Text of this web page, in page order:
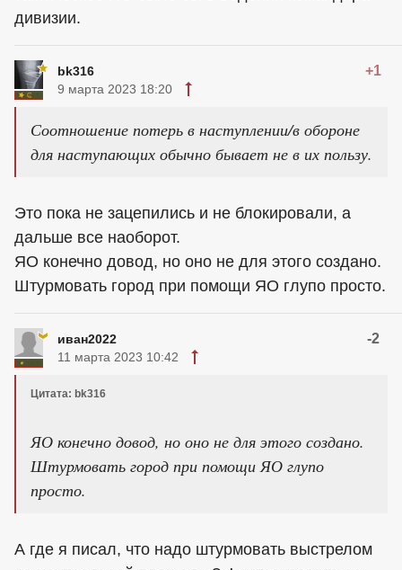
дивизии.
bk316 +1
9 марта 2023 18:20
Соотношение потерь в наступлении/в обороне
для наступающих обычно бывает не в их пользу.
Это пока не зацепились и не блокировали, а
дальше все наоборот.
ЯО конечно довод, но оно не для этого создано.
Штурмовать город при помощи ЯО глупо просто.
иван2022 -2
11 марта 2023 10:42
Цитата: bk316
ЯО конечно довод, но оно не для этого создано.
Штурмовать город при помощи ЯО глупо
просто.
А где я писал, что надо штурмовать выстрелом